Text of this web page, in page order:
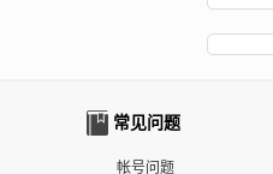
常见问题
帐号问题